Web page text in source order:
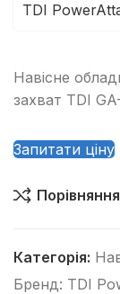
TDI
Навісне
захват TDI
Запитати ціну
Порівняння
Категорія:
Бренд: TDI